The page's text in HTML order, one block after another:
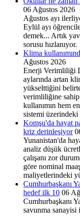
06 Ağustos 2026
Ağustos ayı
Eylül ayı
demek... Artık
sorusu hızlanıyor.
Klima
Ağustos 2026
Enerji Verimliliği
aylarında artan
yükselttiğini
verimliliğine
kullanımın hem
sistemi üzerindeki
Komşu'da hayat
kriz derinleşiyor
Yunanistan'da
analiz düşük
çalışanı zor
göre nominal
maliyetlerindeki
Cumhurbaşkanı
hedef ilk 10 06
Cumhurbaşkanı
savunma sanayisi